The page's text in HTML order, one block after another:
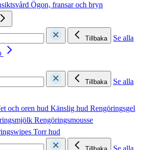
Ögon, fransar och bryn
Tillbaka
Se alla
Tillbaka
Se alla
och oren hud Känslig hud Rengöringsgel
Rengöringsmousse
Torr hud